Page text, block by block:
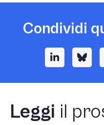
Condividi
Leggi il